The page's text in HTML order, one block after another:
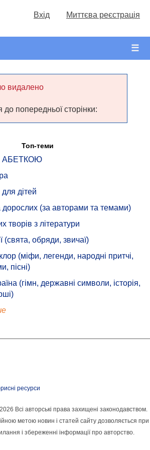
Вхід Миттєва реєстрація
☰
видалено
до попередньої сторінки:
Топ-теми
АБЕТКОЮ
дітей
дорослих (за авторами та темами)
творів з літератури
(свята, обряди, звичаї)
(міфи, легенди, народні притчі,
пісні)
(гімн, державні символи, історія,
ресурси
Всі авторські права захищені законодавством.
метою новин і статей сайту дозволяється при
і збереженні інформації про авторство.